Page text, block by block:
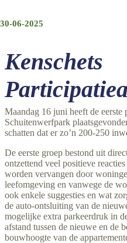
30-06-2025
Kenschets
Maandag 16 juni heeft de
Schuitenwerfpark
schatten dat er zo’n 200-250
De eerste groep bestond uit
ontzettend veel positieve
worden vervangen door
leefomgeving en vanwege de
ook enkele suggesties en wat
de auto-ontsluiting van de
mogelijke extra parkeerdruk in
afstand tussen de nieuwe en de
bouwhoogte van de